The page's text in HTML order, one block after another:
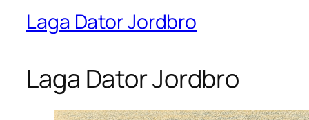
Laga Dator Jordbro
Laga Dator Jordbro